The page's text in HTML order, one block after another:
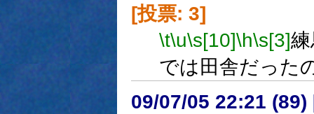
[投票: 3]
\t\u\s[10]\h\s[3]
では田舎だった
09/07/05 22:21 (89)